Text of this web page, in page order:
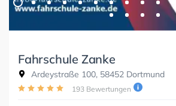
Fahrschule Zanke
Ardeystraße 100, 58452 Dortmund
193 Bewertungen